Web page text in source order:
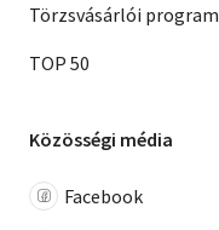
Törzsvásárlói program
TOP 50
Közösségi média
Facebook